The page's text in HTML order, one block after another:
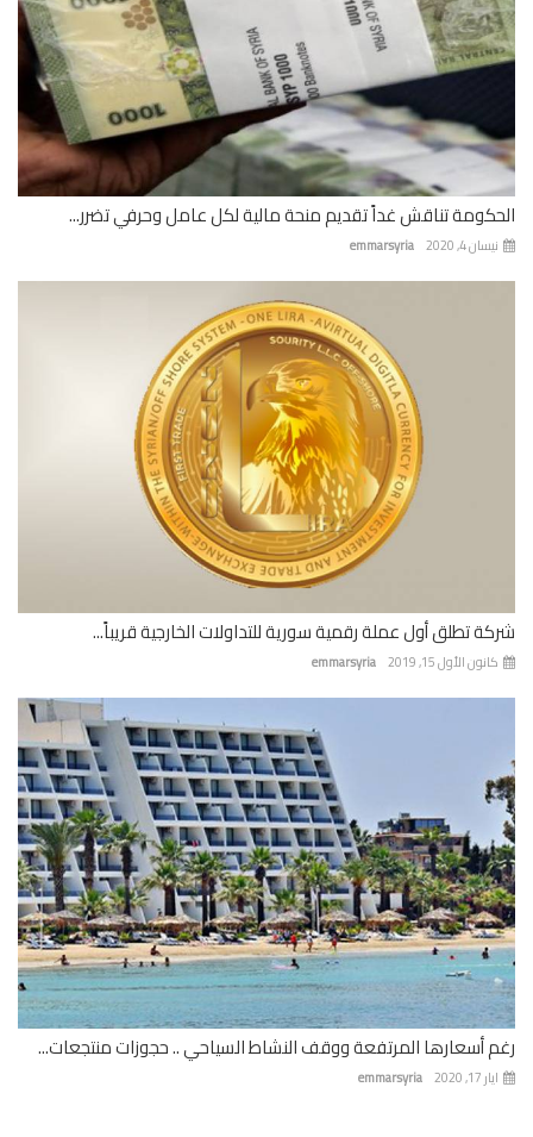
تناقش غداً تقديم منحة مالية لكل عامل وحرفي تضرر...
emmarsyria 4, 2020
تطلق أول عملة رقمية سورية للتداولات الخارجية قريباً...
emmarsyria الأول 15, 2019
أسعارها المرتفعة ووقف النشاط السياحي .. حجوزات منتجعات...
emmarsyria